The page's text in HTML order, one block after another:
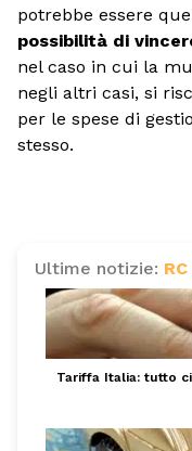
potrebbe essere
possibilità di
nel caso in cui la
negli altri casi, si
per le spese di
stesso.
Ultime notizie:
Tariffa Italia: tutto